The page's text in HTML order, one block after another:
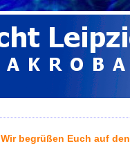
Wir begrüßen Euch auf